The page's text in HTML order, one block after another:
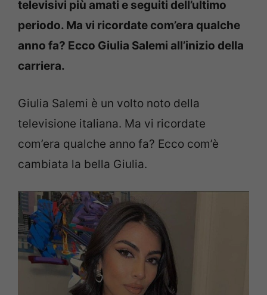
televisivi più amati e seguiti dell’ultimo
periodo. Ma vi ricordate com’era qualche
anno fa? Ecco Giulia Salemi all’inizio della
carriera.
Giulia Salemi è un volto noto della
televisione italiana. Ma vi ricordate
com’era qualche anno fa? Ecco com’è
cambiata la bella Giulia.